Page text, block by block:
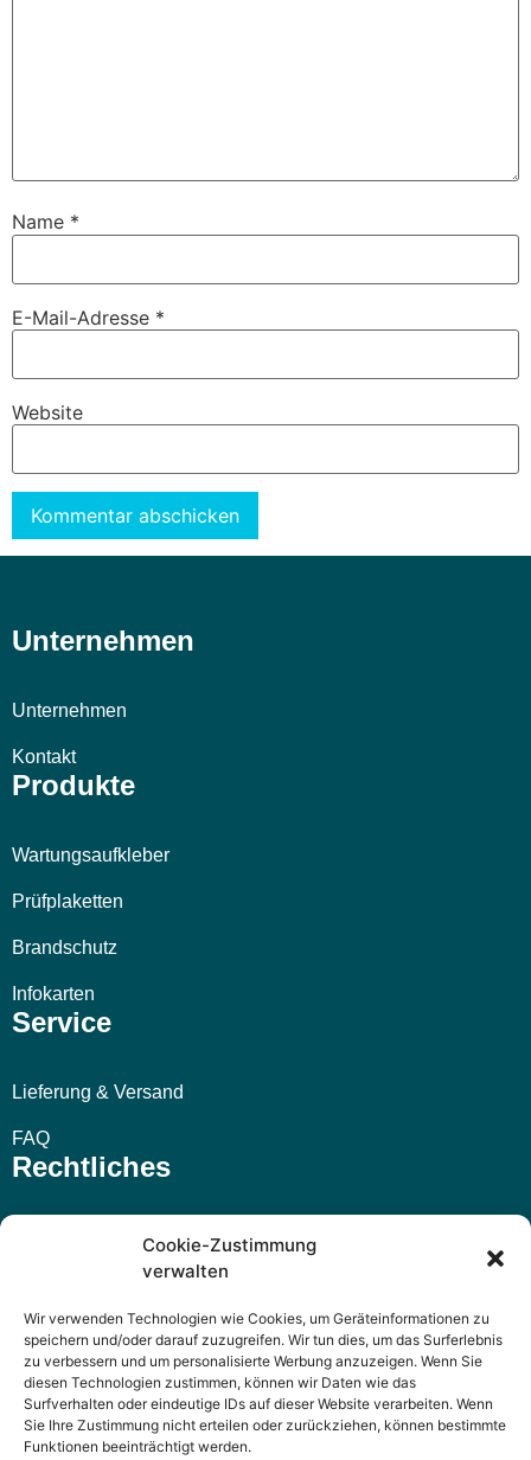
Cookie-Zustimmung
verwalten
Wir verwenden Technologien wie Cookies, um Geräteinformationen zu
speichern und/oder darauf zuzugreifen. Wir tun dies, um das Surferlebnis
zu verbessern und um personalisierte Werbung anzuzeigen. Wenn Sie
diesen Technologien zustimmen, können wir Daten wie das
Surfverhalten oder eindeutige IDs auf dieser Website verarbeiten. Wenn
Sie Ihre Zustimmung nicht erteilen oder zurückziehen, können bestimmte
Funktionen beeinträchtigt werden.
Name *
E-Mail-Adresse *
Website
Unternehmen
Unternehmen
Kontakt
Produkte
Wartungsaufkleber
Prüfplaketten
Brandschutz
Infokarten
Service
Lieferung & Versand
FAQ
Rechtliches
Widerrufsbelehrung
Datenschutzerklärung